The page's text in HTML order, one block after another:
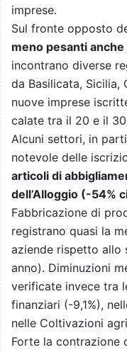
imprese.
Sul fronte opposto
meno pesanti
incontrano diverse
da Basilicata, Sicilia,
nuove imprese
calate tra il 20 e il
Alcuni settori, in
notevole delle
articoli di
dell’Alloggio (-54%
Fabbricazione di
registrano quasi la
aziende rispetto allo
anno). Diminuzioni
verificate invece tra
finanziari (-9,1%),
nelle Coltivazioni
Forte la contrazione